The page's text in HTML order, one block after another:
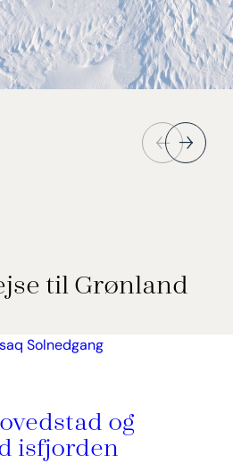
til Grønland
og
isfjorden